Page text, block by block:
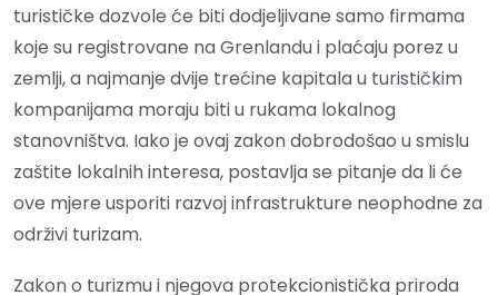
turističke dozvole će biti dodjeljivane samo firmama
koje su registrovane na Grenlandu i plaćaju porez u
zemlji, a najmanje dvije trećine kapitala u turističkim
kompanijama moraju biti u rukama lokalnog
stanovništva. Iako je ovaj zakon dobrodošao u smislu
zaštite lokalnih interesa, postavlja se pitanje da li će
ove mjere usporiti razvoj infrastrukture neophodne za
održivi turizam.
Zakon o turizmu i njegova protekcionistička priroda